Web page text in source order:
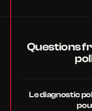
Questions
Le diagnostic